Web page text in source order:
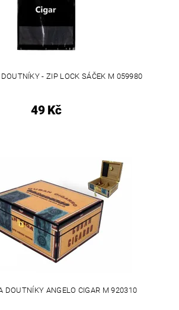
- ZIP LOCK SÁČEK M 059980
49 Kč
DOUTNÍKY ANGELO CIGAR M 920310